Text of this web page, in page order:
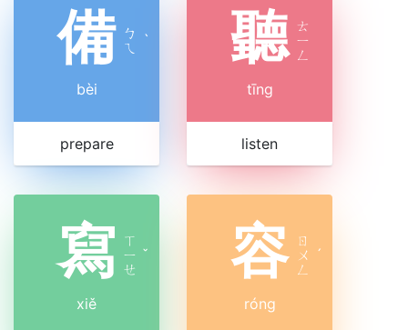
備 ㄅ
ㄟ
ˋ
bèi
prepare
聽 ㄊ
ㄧ
ㄥ
tīng
listen
寫 ㄒ
ㄧ
ㄝ
ˇ
xiě
容 ㄖ
ㄨ
ㄥ
ˊ
róng